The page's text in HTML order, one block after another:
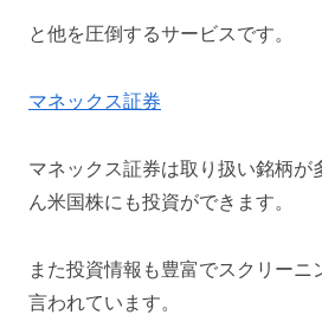
と他を圧倒するサービスです。
マネックス証券
マネックス証券は取り扱い銘柄が
ん米国株にも投資ができます。
また投資情報も豊富でスクリーニ
言われています。